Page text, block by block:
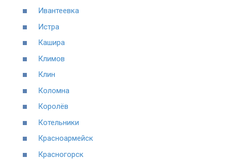
Ивантеевка
Истра
Кашира
Климов
Клин
Коломна
Королёв
Котельники
Красноармейск
Красногорск